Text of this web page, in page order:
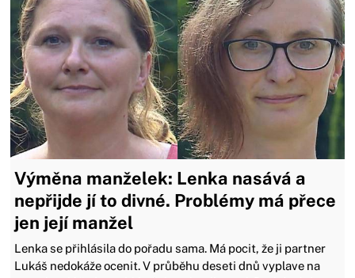
Výměna manželek: Lenka nasává a
nepřijde jí to divné. Problémy má přece
jen její manžel
Lenka se přihlásila do pořadu sama. Má pocit, že ji partner
Lukáš nedokáže ocenit. V průběhu deseti dnů vyplave na